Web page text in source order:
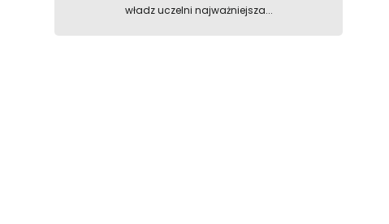
władz uczelni najważniejsza...